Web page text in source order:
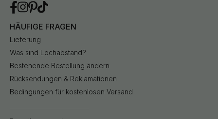
HÄUFIGE FRAGEN
Lieferung
Was sind Lochabstand?
Bestehende Bestellung ändern
Rücksendungen & Reklamationen
Bedingungen für kostenlosen Versand